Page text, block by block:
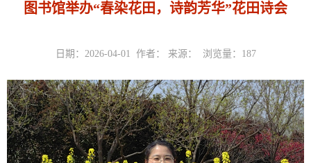
图书馆举办“春染花田，诗韵芳华”花田诗会
日期：2026-04-01 作者： 来源： 浏览量： 187